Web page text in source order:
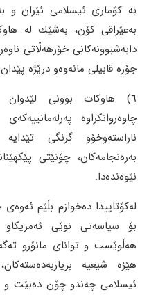
بە کۆماری ئیسلامی ئێران و
بەعێراقی کۆن، بەشێك لە
دابەشبوونەکانی خۆرهەڵاتی
جۆرە قابیلی مانەوەو درێژە
٦) هاوکات بوونی لێدوان
چاوەروانکراوە
ناراستەوخۆو گرنگی
بەرەنجامەکان، چۆنێتی
نێوەندەدا.
لەکۆتاییدا دەخوازم بڵێم
بۆ سیاسەتی نوێی ئەمریکاو
هەڵوێست و توانای مانۆرو
هێزە شیعیە
ئیسلامی چەندو چۆن دەبێت و